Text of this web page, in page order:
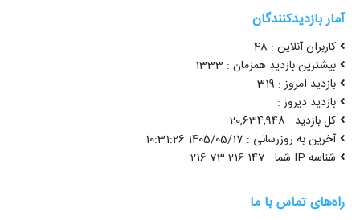
آمار بازدیدکنندگان
کاربران آنلاین : 48
بیشترین بازدید همزمان : 1333
بازدید امروز : 319
بازدید دیروز :
کل بازدید : 20,634,948
آخرین به روزرسانی : 1405/05/17 10:31:26
شناسه IP شما : 216.73.216.147
راه‌های تماس با ما